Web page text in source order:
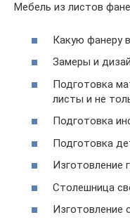
Мебель из листов
Какую фанеру
Замеры и
Подготовка
листы и не
Подготовка
Подготовка
Изготовление
Столешница
Изготовление